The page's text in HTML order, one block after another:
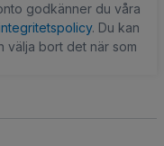
godkänner du våra
. Du kan
välja bort det när som